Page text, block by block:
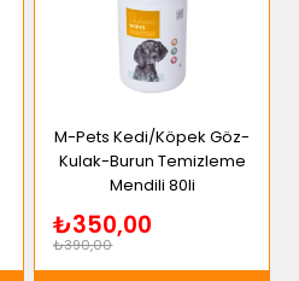
M-Pets Kedi/Köpek Göz-
Kulak-Burun Temizleme
Mendili 80li
₺350,00
₺390,00